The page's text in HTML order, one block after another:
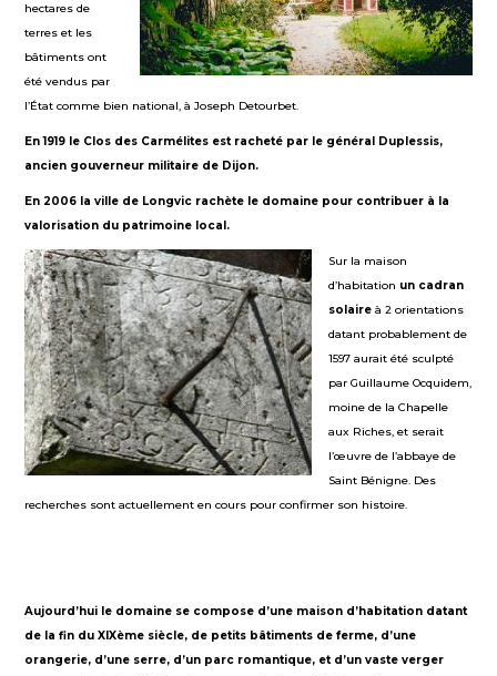
hectares de
terres et les
bâtiments ont
été vendus par
l’État comme bien national, à Joseph Detourbet.
En 1919 le Clos des Carmélites est racheté par le général Duplessis,
ancien gouverneur militaire de Dijon.
En 2006 la ville de Longvic rachète le domaine pour contribuer à la
valorisation du patrimoine local.
Sur la maison
d’habitation un cadran
solaire à 2 orientations
datant probablement de
1597 aurait été sculpté
par Guillaume Ocquidem,
moine de la Chapelle
aux Riches, et serait
l’œuvre de l’abbaye de
Saint Bénigne. Des
recherches sont actuellement en cours pour confirmer son histoire.
Aujourd’hui le domaine se compose d’une maison d’habitation datant
de la fin du XIXème siècle, de petits bâtiments de ferme, d’une
orangerie, d’une serre, d’un parc romantique, et d’un vaste verger